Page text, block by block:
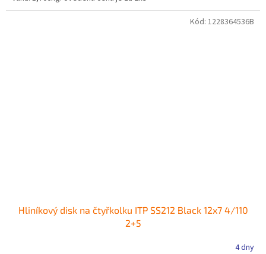
Hliníkový disk na čtyřkolku ITP SS212 Black 12x7 4/110
2+5
4 dny
Kód: 1228364536B